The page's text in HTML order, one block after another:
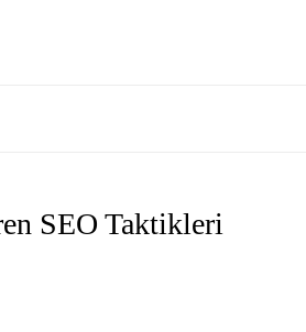
SEO Taktikleri